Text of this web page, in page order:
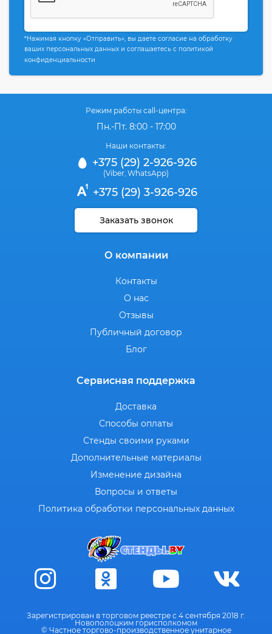
*Нажимая кнопку «Отправить», вы даете согласие на обработку
ваших персональных данных и соглашаетесь с политикой
конфиденциальности
Режим работы call-центра:
Пн.-Пт. 8:00 - 17:00
Наши контакты:
+375 (29) 2-926-926
(Viber WhatsApp)
+375 (29) 3-926-926
Заказать звонок
О компании
Контакты
О нас
Отзывы
Публичный договор
Блог
Сервисная поддержка
Доставка
Способы оплаты
Стенды своими руками
Дополнительные материалы
Изменение дизайна
Вопросы и ответы
Политика обработки персональных данных
Зарегистрирован в торговом реестре с 4 сентября 2018 г.
Новополоцким горисполкомом
© Частное торгово-производственное унитарное